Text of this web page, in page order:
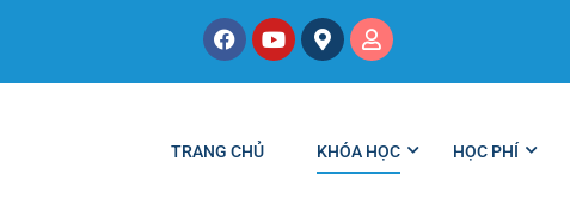
TRANG CHỦ KHÓA HỌC HỌC PHÍ